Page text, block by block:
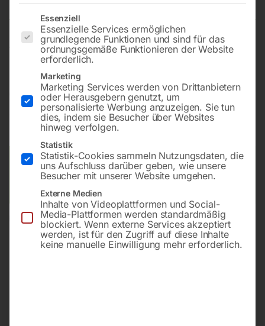
für Palettenaggregate/Kompressor & IBL 3000
14,40
inkl. MwSt. zzgl.Versandkosten
Lieferzeit:ca. 2 - 3 Tage
Versandkosten Standard (Österreich): €10,00
Bitte beachten Sie: Die Versandkosten gelten für Österreich.
Andere Länder können abweichen.
In den Warenkorb
Es folgt eine Liste der Service-Gruppen, für die eine
Essenziell
Essenzielle Services ermöglichen
grundlegende Funktionen und sind für das
ordnungsgemäße Funktionieren der Website
erforderlich.
Marketing
Marketing Services werden von Drittanbietern
oder Herausgebern genutzt, um
personalisierte Werbung anzuzeigen. Sie tun
dies, indem sie Besucher über Websites
hinweg verfolgen.
Statistik
Statistik-Cookies sammeln Nutzungsdaten, die
uns Aufschluss darüber geben, wie unsere
Besucher mit unserer Website umgehen.
Externe Medien
Inhalte von Videoplattformen und Social-
Media-Plattformen werden standardmäßig
blockiert. Wenn externe Services akzeptiert
werden, ist für den Zugriff auf diese Inhalte
keine manuelle Einwilligung mehr erforderlich.